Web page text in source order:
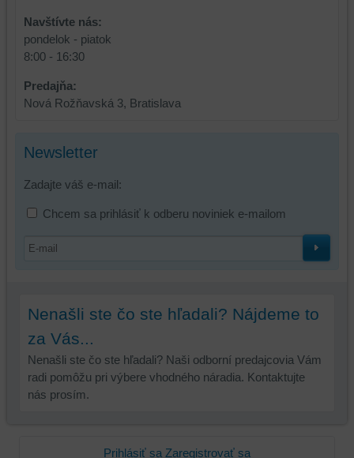
Navštívte nás:
pondelok - piatok
8:00 - 16:30
Predajňa:
Nová Rožňavská 3, Bratislava
Newsletter
Zadajte váš e-mail:
Chcem sa prihlásiť k odberu noviniek e-mailom
Nenašli ste čo ste hľadali? Nájdeme to
za Vás...
Nenašli ste čo ste hľadali? Naši odborní predajcovia Vám
radi pomôžu pri výbere vhodného náradia. Kontaktujte
nás prosím.
Prihlásiť sa Zaregistrovať sa